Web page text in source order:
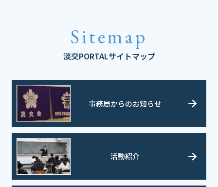
Sitemap
淡交PORTALサイトマップ
事務局からのお知らせ
活動紹介